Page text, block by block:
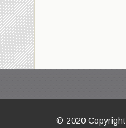
© 2020 Copyright